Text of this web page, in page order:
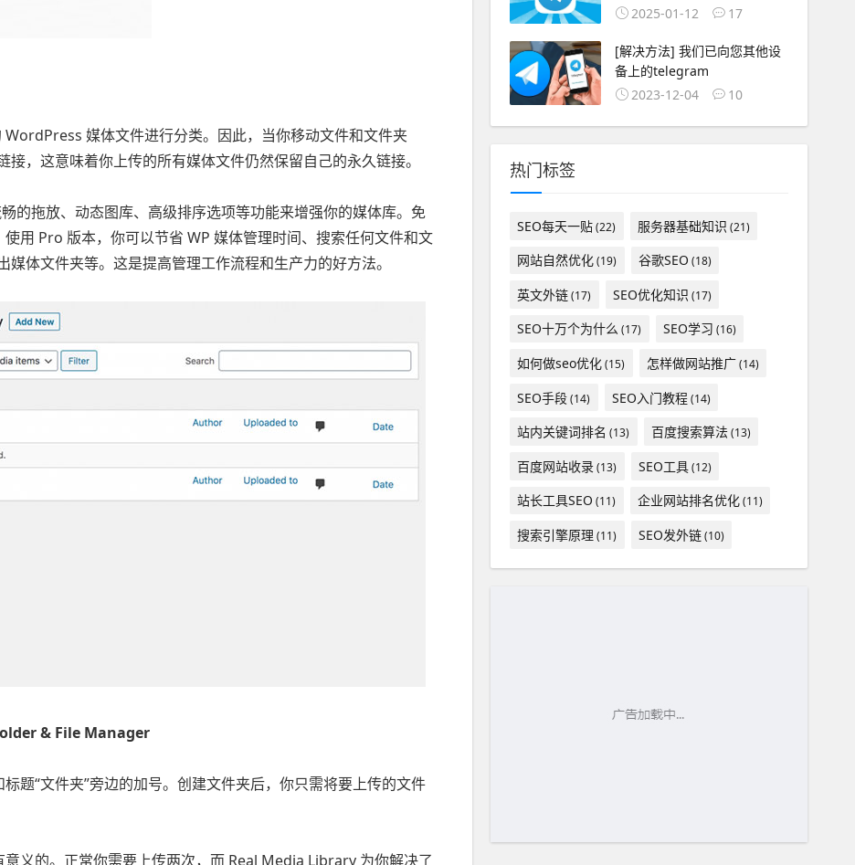
媒体文件进行分类。因此，当你移动文件和文件夹
，这意味着你上传的所有媒体文件仍然保留自己的永久链接。
的拖放、动态图库、高级排序选项等功能来增强你的媒体库。免
用 Pro 版本，你可以节省 WP 媒体管理时间、搜索任何文件和文
体文件夹等。这是提高管理工作流程和生产力的好方法。
& File Manager
题“文件夹”旁边的加号。创建文件夹后，你只需将要上传的文件
义的。正常你需要上传两次，而 Real Media Library 为你解决了
2025-01-12
17
[解决方法] 我们已向您其他设
备上的telegram
2023-12-04
10
热门标签
SEO每天一贴(22) 服务器基础知识 (21)
网站自然优化(19) 谷歌SEO (18)
英文外链(17) SEO优化知识 (17)
SEO十万个为什么 (17) SEO学习 (16)
如何做seo优化(15) 怎样做网站推广(14)
SEO手段(14) SEO入门教程(14)
站内关键词排名 (13) 百度搜索算法(13)
百度网站收录(13) SEO工具(12)
站长工具SEO (11) 企业网站排名优化(11)
搜索引擎原理 (11) SEO发外链(10)